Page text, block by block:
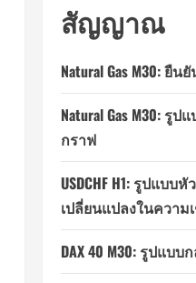
สัญญาณ
Natural Gas M30: ยื
Natural Gas M30: รู
กราฟ
USDCHF H1: รูปแบ
เปลี่ยนแปลงในควา
DAX 40 M30: รูปแบ